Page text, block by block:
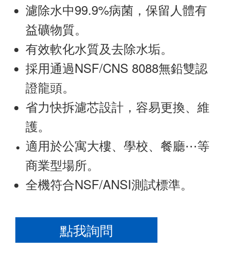
濾除水中99.9%病菌，保留人體有
益礦物質。
有效軟化水質及去除水垢。
採用通過NSF/CNS 8088無鉛雙認
證龍頭。
省力快拆濾芯設計，容易更換、維
護。
適用於公寓大樓、學校、餐廳⋯等
商業型場所。
全機符合NSF/ANSI測試標準。
點我詢問